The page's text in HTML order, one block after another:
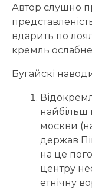
Автор слушно
вдарить по
кремль
Бугайскі
найбільш
москви
держав
на це
центру
етнічну